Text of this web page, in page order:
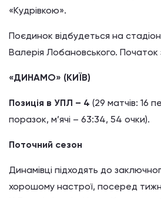
«Кудрівкою».
Поєдинок відбудеться на
Валерія Лобановського. Початок
«ДИНАМО» (КИЇВ)
Позиція в УПЛ – 4 (29 матчів: 16
поразок, м’ячі – 63:34, 54 очки).
Поточний сезон
Динамівці підходять до
хорошому настрої, посеред